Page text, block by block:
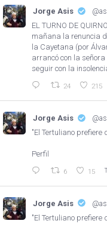
Jorge Asis
EL TURNO DE
mañana la renuncia
la Cayetana (por
arrancó con la
seguir con la
24 215
Jorge Asis
"El Tertuliano prefiere
Perfil
6 15
Jorge Asis
"El Tertuliano prefiere